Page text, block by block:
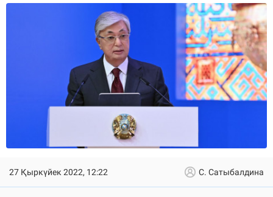
27 Қыркүйек 2022, 12:22 С. Сатыбалдина